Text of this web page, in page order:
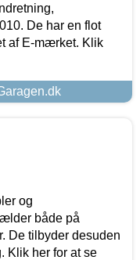
De har en flot
af E-mærket. Klik
og
både på
De tilbyder desuden
Klik her for at se